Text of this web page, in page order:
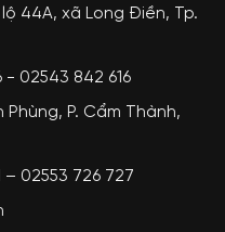
44A, xã Long Điền, Tp.
02543 842 616
P. Cẩm Thành,
02553 726 727